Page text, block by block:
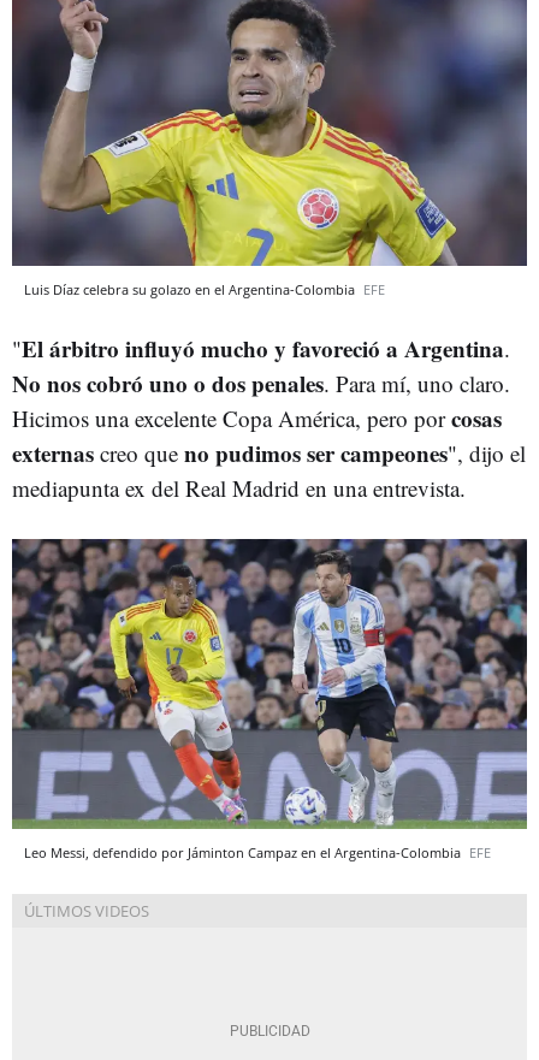
Luis Díaz celebra su golazo en el Argentina-Colombia EFE
"El árbitro influyó mucho y favoreció a Argentina.
No nos cobró uno o dos penales. Para mí, uno claro.
Hicimos una excelente Copa América, pero porcosas
externas creo que no pudimos ser campeones", dijo el
mediapunta ex del Real Madrid en una entrevista.
Leo Messi, defendido por Jáminton Campaz en el Argentina-Colombia EFE